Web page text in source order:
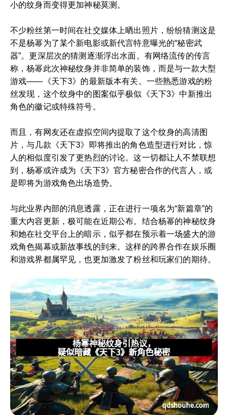
小的纹身而变得更加神秘莫测。
不少粉丝第一时间在社交媒体上晒出照片，纷纷猜测这是
不是杨幂为了某个新电影或新代言特意曝光的“秘密武
器”。更深层次的猜测逐渐浮出水面。有网络流传的传言
称，杨幂此次神秘纹身并非简单的装饰，而是与一款大型
游戏——《天下3》的最新版本有关。一些熟悉游戏的粉
丝发现，这个纹身中的图案似乎极似《天下3》中新推出
角色的徽记或特殊符号。
而且，有网友还在虚拟空间内提取了这个纹身的高清图
片，与几款《天下3》即将推出的角色造型进行对比，惊
人的相似度引发了更热烈的讨论。这一切都让人不禁联想
到，杨幂或许成为《天下3》官方秘密合作的代言人，或
是即将为游戏角色出场造势。
与此业界内部的消息透露，正在进行一项名为“新篇章”的
重大内容更新，极可能在近期公布。结合杨幂的神秘纹身
和她在社交平台上的暗示，似乎都在预示着一场盛大的游
戏角色揭幕或新故事线的到来。这样的跨界合作在娱乐圈
和游戏界都属罕见，也更加激发了粉丝和玩家们的期待。